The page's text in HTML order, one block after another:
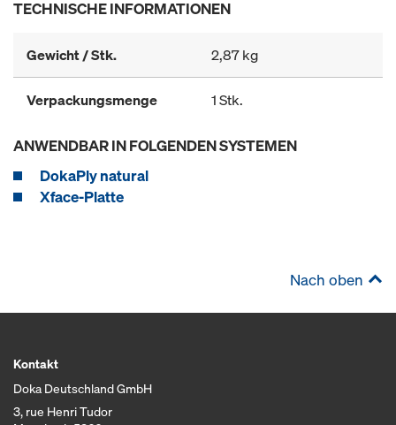
TECHNISCHE INFORMATIONEN
Gewicht / Stk. 2,87 kg
Verpackungsmenge 1 Stk.
ANWENDBAR IN FOLGENDEN SYSTEMEN
DokaPly natural
Xface-Platte
Nach oben
Kontakt
Doka Deutschland GmbH
3, rue Henri Tudor